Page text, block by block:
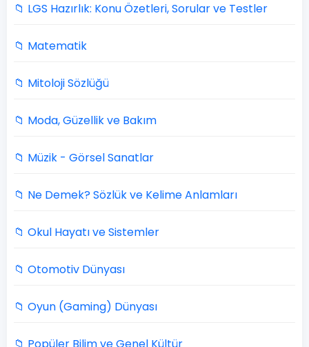
📁 LGS Hazırlık: Konu Özetleri, Sorular ve Testler
📁 Matematik
📁 Mitoloji Sözlüğü
📁 Moda, Güzellik ve Bakım
📁 Müzik - Görsel Sanatlar
📁 Ne Demek? Sözlük ve Kelime Anlamları
📁 Okul Hayatı ve Sistemler
📁 Otomotiv Dünyası
📁 Oyun (Gaming) Dünyası